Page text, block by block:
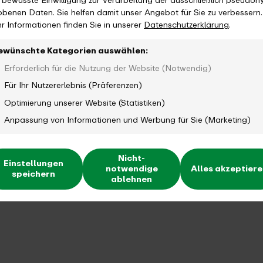
Daten. Sie helfen damit unser Angebot für Sie zu verbessern.
Informationen finden Sie in unsererDatenschutzerklärung.
Kategorien auswählen:
Erforderlich für die Nutzung der Website (Notwendig)
Für Ihr Nutzererlebnis (Präferenzen)
Optimierung unserer Website (Statistiken)
Anpassung von Informationen und Werbung für Sie (Marketing)
Einstellungen
speichern
Nicht-
notwendige
ablehnen
Alles